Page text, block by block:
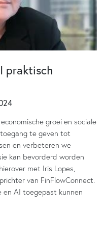
praktisch
groei en sociale
te geven tot
en verbeteren we
kan bevorderd worden
met Iris Lopes,
van FinFlowConnect.
en AI toegepast kunnen